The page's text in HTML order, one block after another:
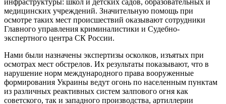
медицинских учреждений. Значительную помощь при
осмотре таких мест происшествий оказывают сотрудники
Главного управления криминалистики и Судебно-
экспертного центра СК России.
Нами были назначены экспертизы осколков, изъятых при
осмотрах мест обстрелов. Их результаты показывают, что в
нарушение норм международного права вооруженные
формирования Украины ведут огонь по населенным пунктам
из различных реактивных систем залпового огня как
советского, так и западного производства, артиллерии